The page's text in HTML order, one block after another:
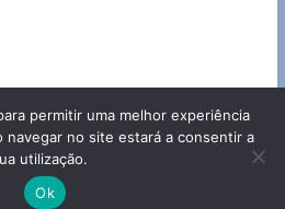
permitir uma melhor experiência
navegar no site estará a consentir a
utilização.
Ok